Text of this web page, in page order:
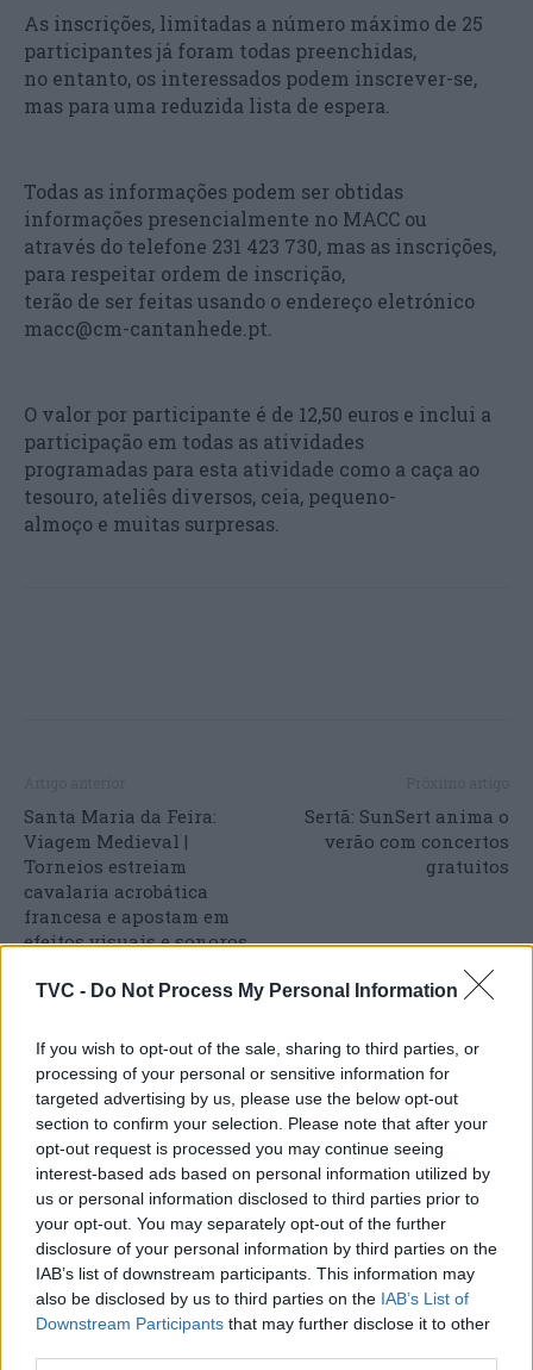
TVC - Do Not Process My Personal Information
If you wish to opt-out of the sale, sharing to third parties, or
processing of your personal or sensitive information for
targeted advertising by us, please use the below opt-out
section to confirm your selection. Please note that after your
opt-out request is processed you may continue seeing
interest-based ads based on personal information utilized by
us or personal information disclosed to third parties prior to
your opt-out. You may separately opt-out of the further
disclosure of your personal information by third parties on the
IAB’s list of downstream participants. This information may
also be disclosed by us to third parties on the IAB’s List of
Downstream Participants that may further disclose it to other
As inscrições, limitadas a número máximo de 25
participantes já foram todas preenchidas,
no entanto, os interessados podem inscrever-se,
mas para uma reduzida lista de espera.
Todas as informações podem ser obtidas
informações presencialmente no MACC ou
através do telefone 231 423 730, mas as inscrições,
para respeitar ordem de inscrição,
terão de ser feitas usando o endereço eletrónico
macc@cm-cantanhede.pt.
O valor por participante é de 12,50 euros e inclui a
participação em todas as atividades
programadas para esta atividade como a caça ao
tesouro, ateliês diversos, ceia, pequeno-
almoço e muitas surpresas.
Santa Maria da Feira:
Viagem Medieval |
Torneios estreiam
cavalaria acrobática
francesa e apostam em
efeitos visuais e sonoros
Sertã: SunSert anima o
verão com concertos
gratuitos
ARTIGOS RELACIONADOSMAIS DO AUTOR
Deputados do PSD saúdam Banda